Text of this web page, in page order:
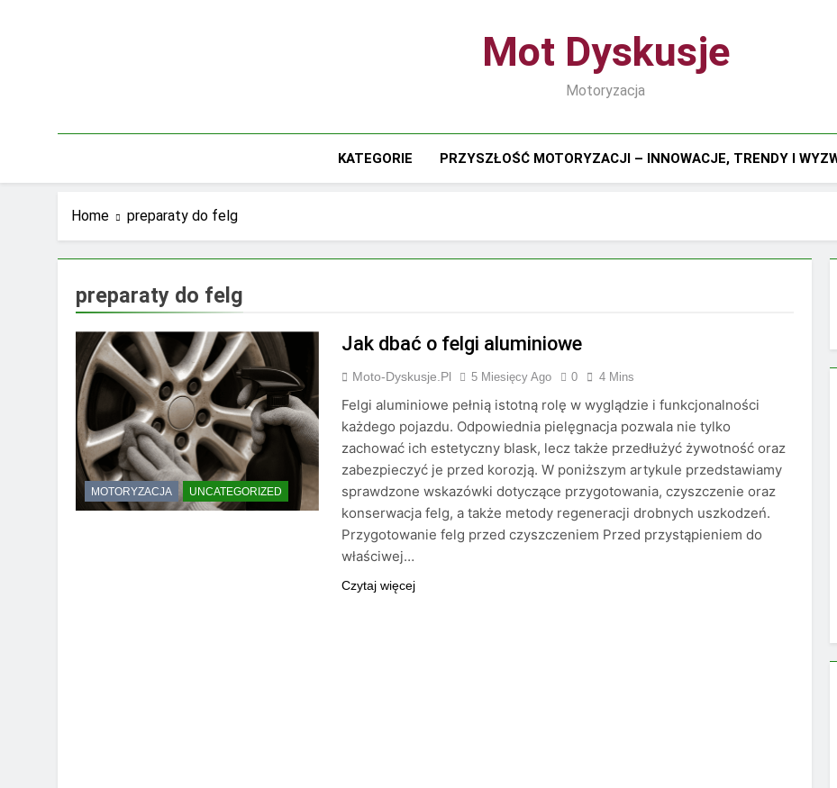
Mot Dyskusje
Motoryzacja
KATEGORIE PRZYSZŁOŚĆ MOTORYZACJI – INNOWACJE, TRENDY I
Home preparaty do felg
preparaty do felg
MOTORYZACJA UNCATEGORIZED
Jak dbać o felgi aluminiowe
Moto-Dyskusje.pl 5 Miesięcy Ago 0 4 Mins
Felgi aluminiowe pełnią istotną rolę w wyglądzie i funkcjonalności
każdego pojazdu. Odpowiednia pielęgnacja pozwala nie tylko
zachować ich estetyczny blask, lecz także przedłużyć żywotność oraz
zabezpieczyć je przed korozją. W poniższym artykule przedstawiamy
sprawdzone wskazówki dotyczące przygotowania, czyszczenie oraz
konserwacja felg, a także metody regeneracji drobnych uszkodzeń.
Przygotowanie felg przed czyszczeniem Przed przystąpieniem do
właściwej…
Czytaj więcej